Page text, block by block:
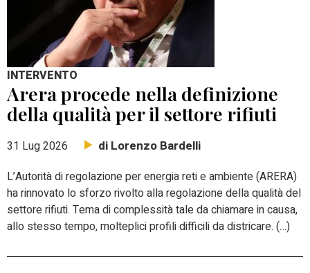
INTERVENTO
Arera procede nella definizione
della qualità per il settore rifiuti
31 Lug 2026 di Lorenzo Bardelli
L’Autorità di regolazione per energia reti e ambiente (ARERA)
ha rinnovato lo sforzo rivolto alla regolazione della qualità del
settore rifiuti. Tema di complessità tale da chiamare in causa,
allo stesso tempo, molteplici profili difficili da districare. (…)